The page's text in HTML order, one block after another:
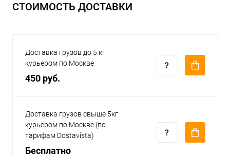
СТОИМОСТЬ ДОСТАВКИ
Доставка грузов до 5 кг
курьером по Москве
450 руб.
Доставка грузов свыше 5кг
курьером по Москве (по
тарифам Dostavista)
Бесплатно